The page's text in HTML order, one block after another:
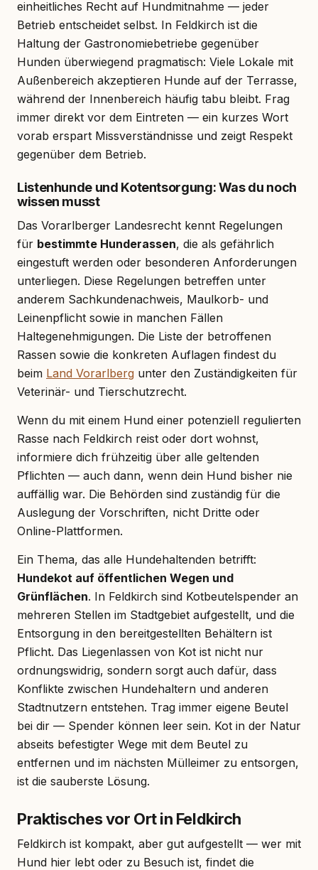
einheitliches Recht auf Hundmitnahme — jeder
Betrieb entscheidet selbst. In Feldkirch ist die
Haltung der Gastronomiebetriebe gegenüber
Hunden überwiegend pragmatisch: Viele Lokale mit
Außenbereich akzeptieren Hunde auf der Terrasse,
während der Innenbereich häufig tabu bleibt. Frag
immer direkt vor dem Eintreten — ein kurzes Wort
vorab erspart Missverständnisse und zeigt Respekt
gegenüber dem Betrieb.
Listenhunde und Kotentsorgung: Was du noch
wissen musst
Das Vorarlberger Landesrecht kennt Regelungen
für bestimmte Hunderassen, die als gefährlich
eingestuft werden oder besonderen Anforderungen
unterliegen. Diese Regelungen betreffen unter
anderem Sachkundenachweis, Maulkorb- und
Leinenpflicht sowie in manchen Fällen
Haltegenehmigungen. Die Liste der betroffenen
Rassen sowie die konkreten Auflagen findest du
beim Land Vorarlberg unter den Zuständigkeiten für
Veterinär- und Tierschutzrecht.
Wenn du mit einem Hund einer potenziell regulierten
Rasse nach Feldkirch reist oder dort wohnst,
informiere dich frühzeitig über alle geltenden
Pflichten — auch dann, wenn dein Hund bisher nie
auffällig war. Die Behörden sind zuständig für die
Auslegung der Vorschriften, nicht Dritte oder
Online-Plattformen.
Ein Thema, das alle Hundehaltenden betrifft:
Hundekot auf öffentlichen Wegen und
Grünflächen. In Feldkirch sind Kotbeutelspender an
mehreren Stellen im Stadtgebiet aufgestellt, und die
Entsorgung in den bereitgestellten Behältern ist
Pflicht. Das Liegenlassen von Kot ist nicht nur
ordnungswidrig, sondern sorgt auch dafür, dass
Konflikte zwischen Hundehaltern und anderen
Stadtnutzern entstehen. Trag immer eigene Beutel
bei dir — Spender können leer sein. Kot in der Natur
abseits befestigter Wege mit dem Beutel zu
entfernen und im nächsten Mülleimer zu entsorgen,
ist die sauberste Lösung.
Praktisches vor Ort in Feldkirch
Feldkirch ist kompakt, aber gut aufgestellt — wer mit
Hund hier lebt oder zu Besuch ist, findet die